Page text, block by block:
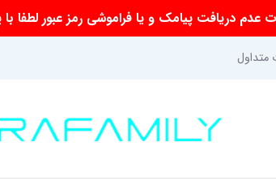
عدم دریافت پیامک و یا فراموشی رمز عبور لطفا
متداول